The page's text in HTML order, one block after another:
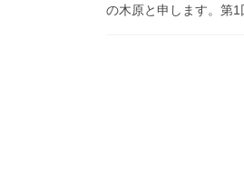
の木原と申します。第